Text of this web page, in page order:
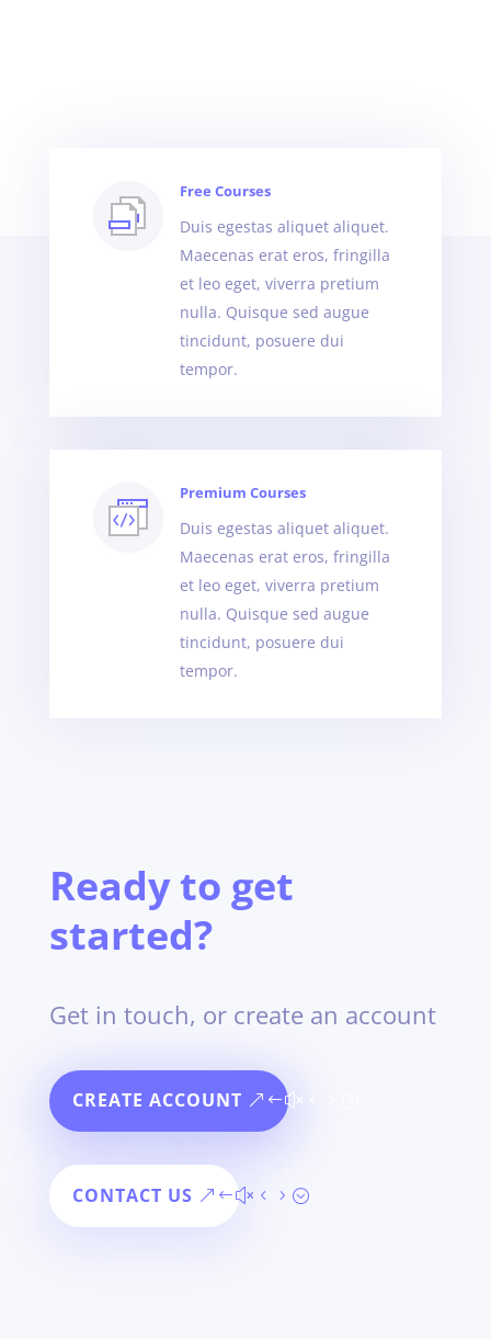
Free Courses
Duis egestas aliquet aliquet.
Maecenas erat eros, fringilla
et leo eget, viverra pretium
nulla. Quisque sed augue
tincidunt, posuere dui
tempor.
Premium Courses
Duis egestas aliquet aliquet.
Maecenas erat eros, fringilla
et leo eget, viverra pretium
nulla. Quisque sed augue
tincidunt, posuere dui
tempor.
Ready to get
started?
Get in touch, or create an account
CREATE ACCOUNT
CONTACT US